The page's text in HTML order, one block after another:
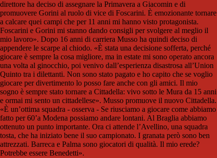
direttore ha deciso di assegnare la Primavera a Giacomin e di
promuovere Gorini al ruolo di vice di Foscarini. È emozionante tornare
a calcare quei campi che per 11 anni mi hanno visto protagonista.
Foscarini e Gorini mi stanno dando consigli per svolgere al meglio il
mio lavoro». Dopo 16 anni di carriera Musso ha quindi deciso di
appendere le scarpe al chiodo. «È stata una decisione sofferta, perché
giocare è sempre la cosa migliore, ma in estate mi sono operato ancora
una volta al ginocchio, poi venivo dall’esperienza disastrosa all’Union
Quinto tra i dilettanti. Non sono stato pagato e ho capito che se voglio
giocare per divertimento lo posso fare anche con gli amici. Il mio
sogno è sempre stato tornare a Cittadella: vivo sotto le Mura da 15 anni
e ormai mi sento un cittadellese». Musso promuove il nuovo Cittadella.
«È un’ottima squadra - osserva - Se riusciamo a giocare come abbiamo
fatto per 60’a Modena possiamo andare lontani. Al Braglia abbiamo
ottenuto un punto importante. Ora ci attende l’Avellino, una squadra
tosta, che ha iniziato bene il suo campionato. I granata però sono ben
attrezzati. Barreca e Palma sono giocatori di qualità. Il mio erede?
Potrebbe essere Benedetti».